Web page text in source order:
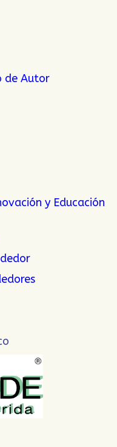
de Autor
y Educación
es